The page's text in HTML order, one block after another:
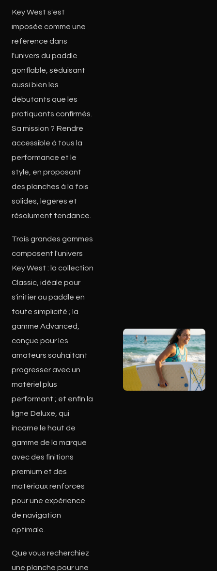
Key West s'est
imposée comme une
référence dans
l'univers du paddle
gonflable, séduisant
aussi bien les
débutants que les
pratiquants confirmés.
Sa mission ? Rendre
accessible à tous la
performance et le
style, en proposant
des planches à la fois
solides, légères et
résolument tendance.
Trois grandes gammes
composent l'univers
Key West : la collection
Classic, idéale pour
s'initier au paddle en
toute simplicité ; la
gamme Advanced,
conçue pour les
amateurs souhaitant
progresser avec un
matériel plus
performant ; et enfin la
ligne Deluxe, qui
incarne le haut de
gamme de la marque
avec des finitions
premium et des
matériaux renforcés
pour une expérience
de navigation
optimale.
Que vous recherchiez
une planche pour une